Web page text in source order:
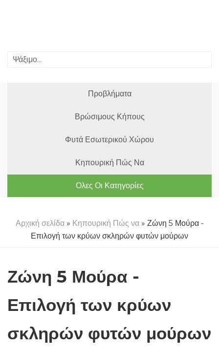
Προβλήματα
Βρώσιμους Κήπους
Φυτά Εσωτερικού Χώρου
Κηπουρική Πώς Να
Ολες Οι Κατηγορίες
Αρχική σελίδα» Κηπουρική Πώς να» Ζώνη 5 Μούρα -
Επιλογή των κρύων σκληρών φυτών μούρων
Ζώνη 5 Μούρα -
Επιλογή των κρύων
σκληρών φυτών μούρων